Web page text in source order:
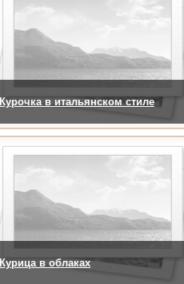
Курочка в итальянском стиле
Курица в облаках